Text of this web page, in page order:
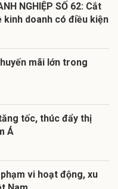
NGHIỆP SỐ 62: Cắt
kinh doanh có điều kiện
mãi lớn trong
tốc, thúc đẩy thị
Á
vi hoạt động, xu